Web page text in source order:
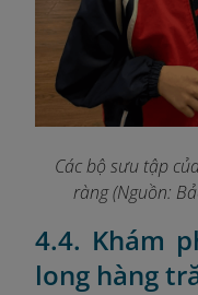
Các bộ sưu tập
ràng (Nguồn:
4.4. Khám
long hàng